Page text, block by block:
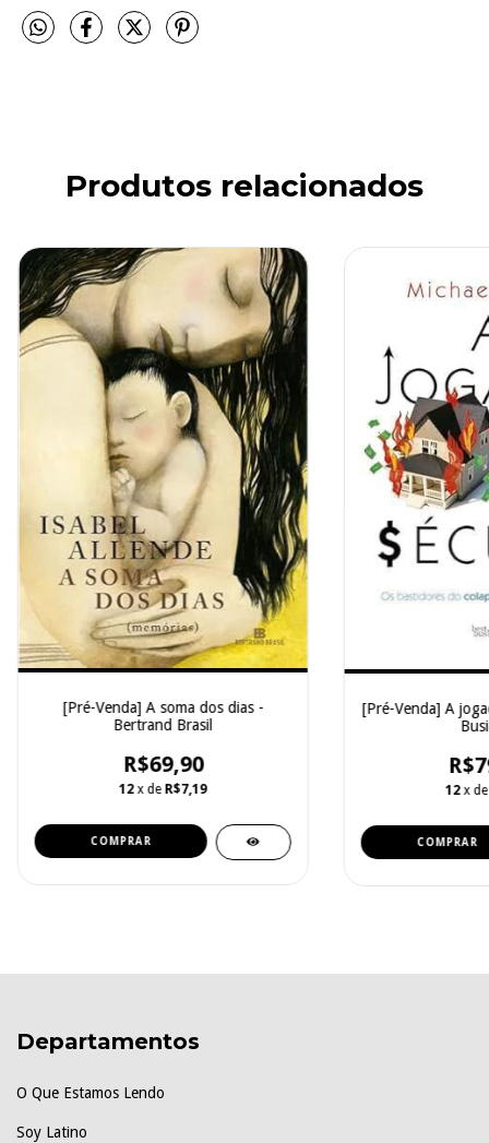
Produtos relacionados
[Pré-Venda] A soma dos dias -
Bertrand Brasil
R$69,90
12 x de R$7,19
[Pré-Venda] A
12 x
Departamentos
O Que Estamos Lendo
Soy Latino